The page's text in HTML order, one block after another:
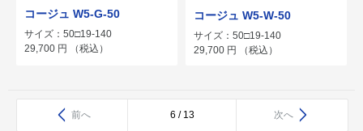
コージュ W5-G-50
サイズ：50□19-140
29,700 円 （税込）
コージュ W5-W-50
サイズ：50□19-140
29,700 円 （税込）
前へ 6 / 13 次へ